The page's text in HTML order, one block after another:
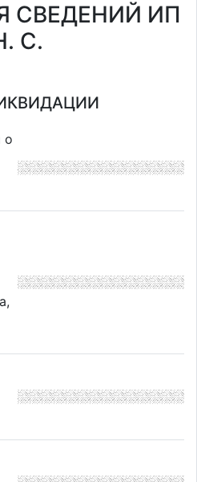
СВЕДЕНИЙ ИП
С.
о